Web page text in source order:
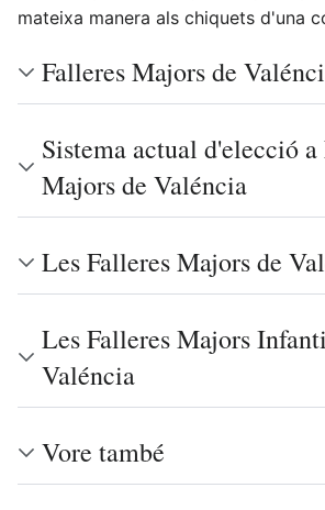
mateixa manera als chiquets d'una
Falleres Majors de
Sistema actual d'elecció a
Majors de Valéncia
Les Falleres Majors de
Les Falleres Majors
Valéncia
Vore també